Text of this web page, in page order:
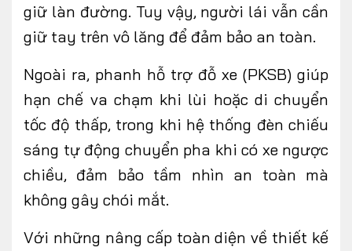
giữ làn đường. Tuy vậy, người lái vẫn cần
giữ tay trên vô lăng để đảm bảo an toàn.
Ngoài ra, phanh hỗ trợ đỗ xe (PKSB) giúp
hạn chế va chạm khi lùi hoặc di chuyển
tốc độ thấp, trong khi hệ thống đèn chiếu
sáng tự động chuyển pha khi có xe ngược
chiều, đảm bảo tầm nhìn an toàn mà
không gây chói mắt.
Với những nâng cấp toàn diện về thiết kế